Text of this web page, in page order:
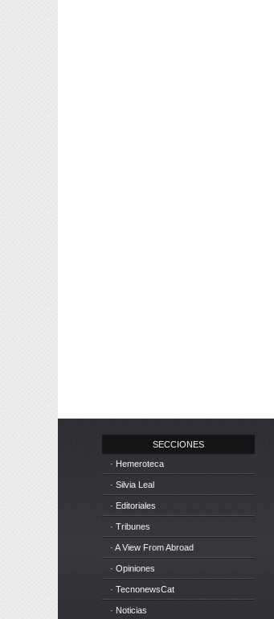
SECCIONES
· Hemeroteca
· Silvia Leal
· Editoriales
· Tribunes
· A View From Abroad
· Opiniones
· TecnonewsCat
· Noticias